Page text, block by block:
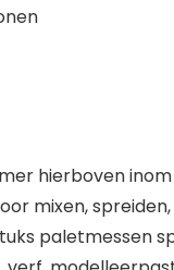
hierboven
mixen,
paletmessen